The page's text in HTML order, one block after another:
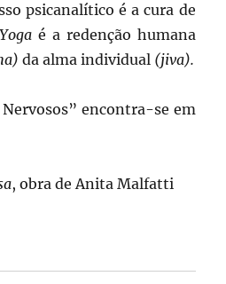
psicanalítico é a cura de
Yoga é a redenção humana
da alma individual (jiva).
encontra-se em
, obra de Anita Malfatti